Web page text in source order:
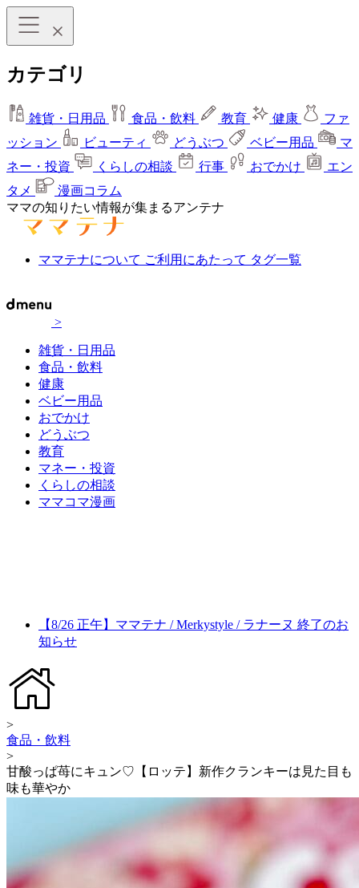
カテゴリ
雑貨・日用品 食品・飲料 教育 健康
ファ
ッション
ビューティ どうぶつ ベビー用品
マ
ネー・投資
くらしの相談 行事 おでかけ
エン
タメ
漫画コラム
ママの知りたい情報が集まるアンテナ
ママテナについて ご利用にあたって タグ一覧
>
雑貨・日用品
食品・飲料
健康
ベビー用品
おでかけ
どうぶつ
教育
マネー・投資
くらしの相談
ママコマ漫画
【8/26 正午】ママテナ / Merkystyle / ラナーヌ 終了のお
知らせ
>
食品・飲料
>
甘酸っぱ苺にキュン♡【ロッテ】新作クランキーは見た目も
味も華やか